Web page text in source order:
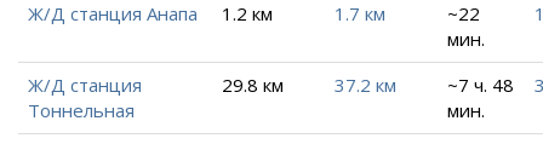
Ж/Д станция Анапа 1.2 км 1.7 км
~22
мин.
Ж/Д станция
Тоннельная
29.8 км 37.2 км
~7 ч. 48
мин.